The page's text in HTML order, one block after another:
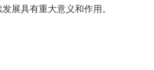
展具有重大意义和作用。